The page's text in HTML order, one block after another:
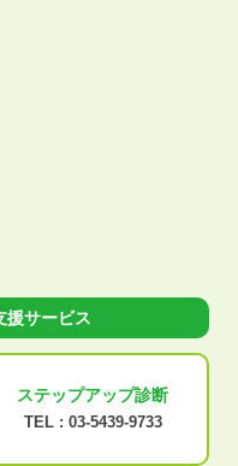
サービス
ステップアップ診断
TEL : 03-5439-9733